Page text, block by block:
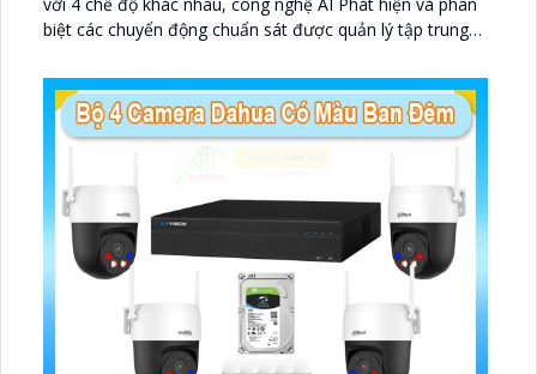
biệt các chuyển động chuẩn sát được quản lý tập trung